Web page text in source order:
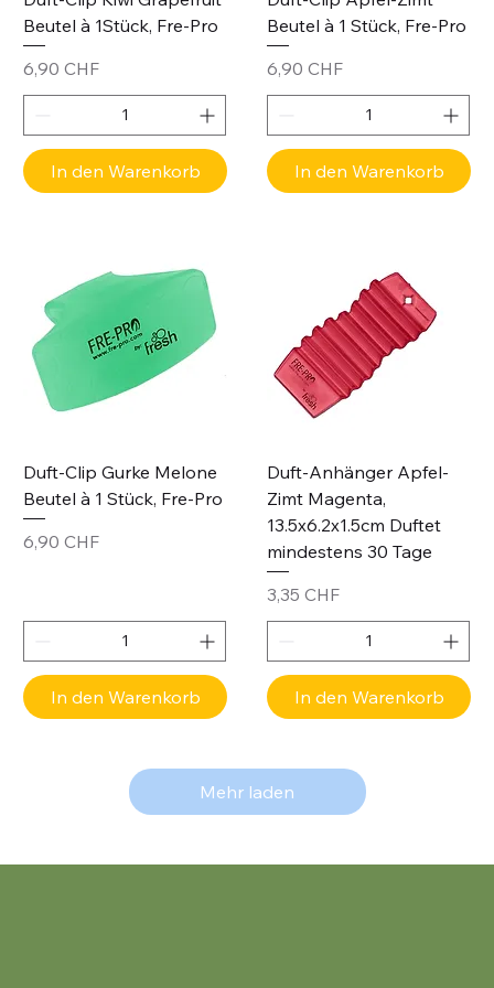
Beutel à 1Stück, Fre-Pro
Preis
6,90 CHF
In den Warenkorb
Beutel à 1 Stück, Fre-Pro
Preis
6,90 CHF
In den Warenkorb
Duft-Clip Gurke Melone
Beutel à 1 Stück, Fre-Pro
Preis
6,90 CHF
In den Warenkorb
Duft-Anhänger Apfel-
Zimt Magenta,
13.5x6.2x1.5cm Duftet
mindestens 30 Tage
Preis
3,35 CHF
In den Warenkorb
Mehr laden